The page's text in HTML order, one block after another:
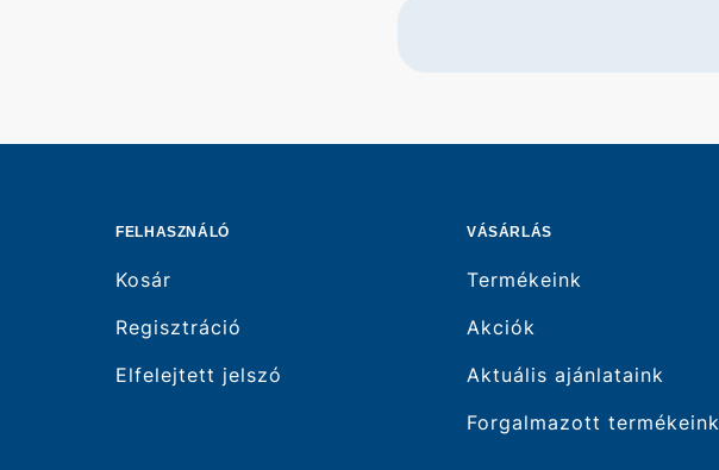
FELHASZNÁLÓ
Kosár
Regisztráció
Elfelejtett jelszó
VÁSÁRLÁS
Termékeink
Akciók
Aktuális ajánlataink
Forgalmazott termékeink